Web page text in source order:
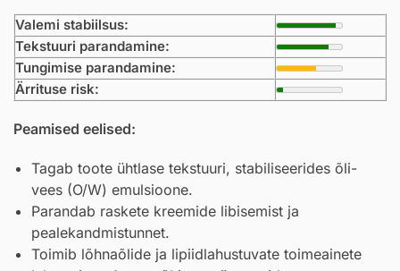
Valemi stabiilsus:
Tekstuuri parandamine:
Tungimise parandamine:
Ärrituse risk:
Peamised eelised:
Tagab toote ühtlase tekstuuri, stabiliseerides õli-
vees (O/W) emulsioone.
Parandab raskete kreemide libisemist ja
pealekandmistunnet.
Toimib lõhnaõlide ja lipiidlahustuvate toimeainete